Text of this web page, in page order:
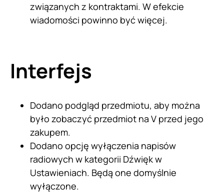
związanych z kontraktami. W efekcie
wiadomości powinno być więcej.
Interfejs
Dodano podgląd przedmiotu, aby można
było zobaczyć przedmiot na V przed jego
zakupem.
Dodano opcję wyłączenia napisów
radiowych w kategorii Dźwięk w
Ustawieniach. Będą one domyślnie
wyłączone.